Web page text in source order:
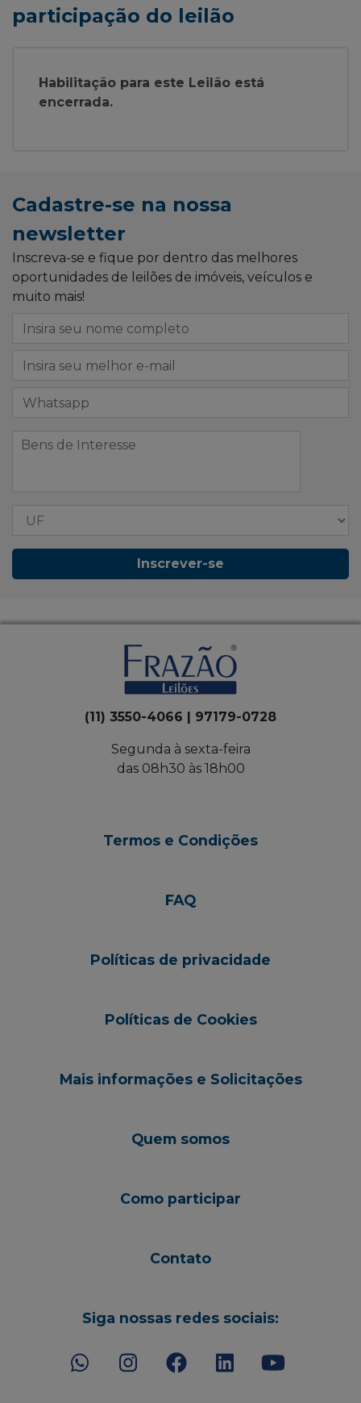
participação do leilão
Habilitação para este Leilão está
encerrada.
Cadastre-se na nossa
newsletter
Inscreva-se e fique por dentro das melhores
oportunidades de leilões de imóveis, veículos e
muito mais!
Inscrever-se
(11) 3550-4066 | 97179-0728
Segunda à sexta-feira
das 08h30 às 18h00
Termos e Condições
FAQ
Políticas de privacidade
Políticas de Cookies
Mais informações e Solicitações
Quem somos
Como participar
Contato
Siga nossas redes sociais: